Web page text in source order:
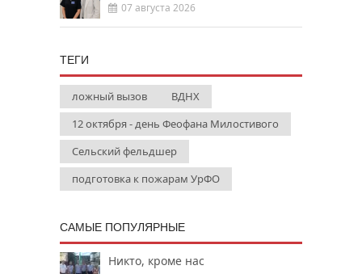
07 августа 2026
ТЕГИ
ложный вызов
ВДНХ
12 октября - день Феофана Милостивого
Сельский фельдшер
подготовка к пожарам УрФО
САМЫЕ ПОПУЛЯРНЫЕ
Никто, кроме нас